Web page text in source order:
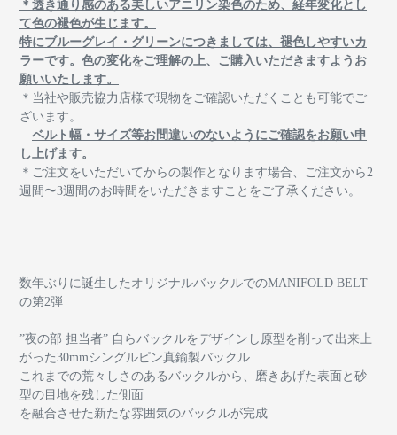
＊透き通り感のある美しいアニリン染色のため、経年変化とし
て色の褪色が生じます。
特にブルーグレイ・グリーンにつきましては、褪色しやすいカ
ラーです。色の変化をご理解の上、ご購入いただきますようお
願いいたします。
＊当社や販売協力店様で現物をご確認いただくことも可能でご
ざいます。
ベルト幅・サイズ等お間違いのないようにご確認をお願い申
し上げます。
＊ご注文をいただいてからの製作となります場合、ご注文から2
週間〜3週間のお時間をいただきますことをご了承ください。
数年ぶりに誕生したオリジナルバックルでのMANIFOLD BELT
の第2弾
”夜の部 担当者” 自らバックルをデザインし原型を削って出来上
がった30mmシングルピン真鍮製バックル
これまでの荒々しさのあるバックルから、磨きあげた表面と砂
型の目地を残した側面
を融合させた新たな雰囲気のバックルが完成